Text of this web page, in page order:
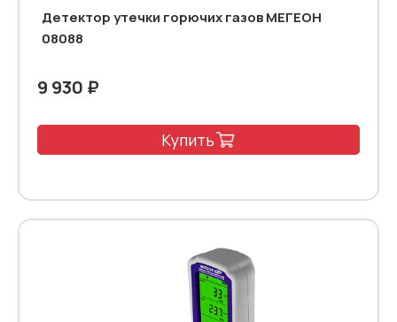
Детектор утечки горючих газов МЕГЕОН
08088
9 930 ₽
Купить